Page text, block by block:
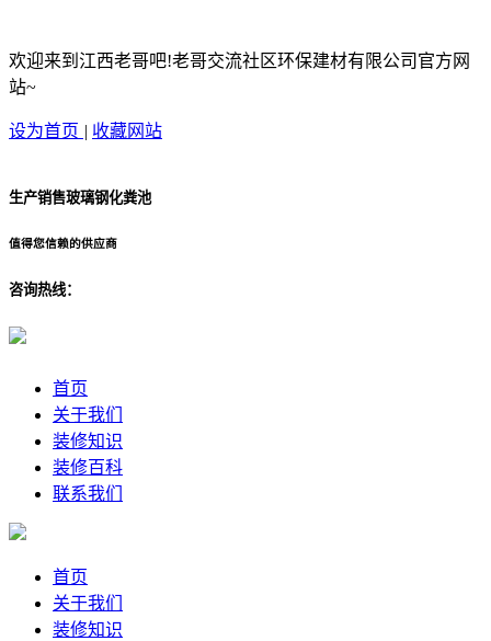
欢迎来到江西老哥吧!老哥交流社区环保建材有限公司官方网
站~
设为首页 | 收藏网站
生产销售玻璃钢化粪池
值得您信赖的供应商
咨询热线：
首页
关于我们
装修知识
装修百科
联系我们
首页
关于我们
装修知识